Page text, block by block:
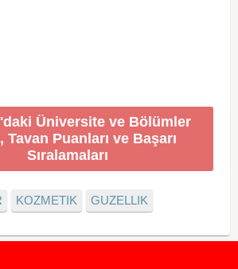
Üniversite ve Bölümler
Tavan Puanları ve Başarı
Sıralamaları
KOZMETIK GUZELLIK